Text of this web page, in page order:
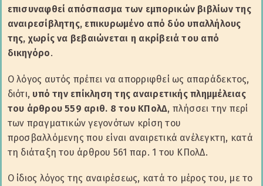
επισυναφθεί απόσπασμα των εμπορικών βιβλίων της
αναιρεσίβλητης, επικυρωμένο από δύο υπαλλήλους
της, χωρίς να βεβαιώνεται η ακρίβειά του από
δικηγόρο.
Ο λόγος αυτός πρέπει να απορριφθεί ως απαράδεκτος,
διότι, υπό την επίκληση της αναιρετικής πλημμέλειας
του άρθρου 559 αριθ. 8 του ΚΠολΔ, πλήσσει την περί
των πραγματικών γεγονότων κρίση του
προσβαλλόμενης που είναι αναιρετικά ανέλεγκτη, κατά
τη διάταξη του άρθρου 561 παρ. 1 του ΚΠολΔ.
Ο ίδιος λόγος της αναιρέσεως, κατά το μέρος του, με το